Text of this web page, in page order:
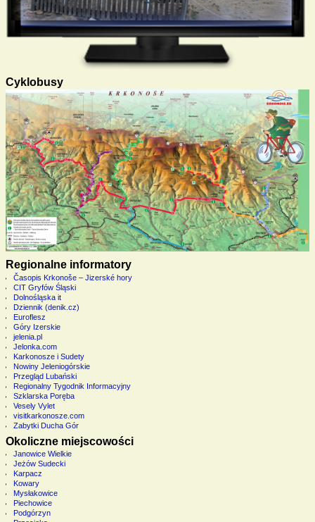
Cyklobusy
Regionalne informatory
Časopis Krkonoše – Jizerské hory
CIT Gryfów Śląski
Dolnośląska it
Dziennik (denik.cz)
Euroflesz
Góry Izerskie
jelenia.pl
Jelonka.com
Karkonosze i Sudety
Nowiny Jeleniogórskie
Przegląd Lubański
Regionalny Tygodnik Informacyjny
Szklarska Poręba
Vesely Vylet
visitkarkonosze.com
Zabytki Ducha Gór
Okoliczne miejscowości
Janowice Wielkie
Jeżów Sudecki
Karpacz
Kowary
Mysłakowice
Piechowice
Podgórzyn